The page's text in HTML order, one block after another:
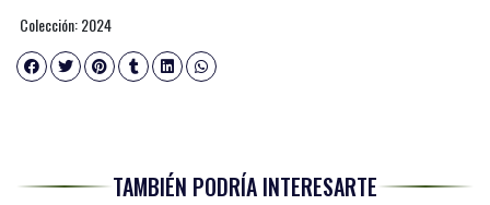
Colección: 2024
TAMBIÉN PODRÍA INTERESARTE